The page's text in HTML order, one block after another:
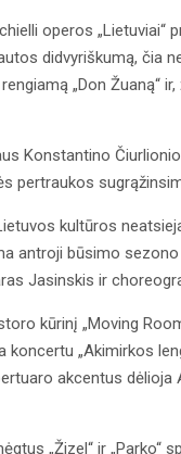
operos „Lietuviai“
didvyriškumą, čia
„Don Žuaną“
Konstantino
pertraukos
kultūros
antroji būsimo
Jasinskis ir
kūrinį „Moving
„Akimirkos
akcentus
„Žizel“ ir „Parko“